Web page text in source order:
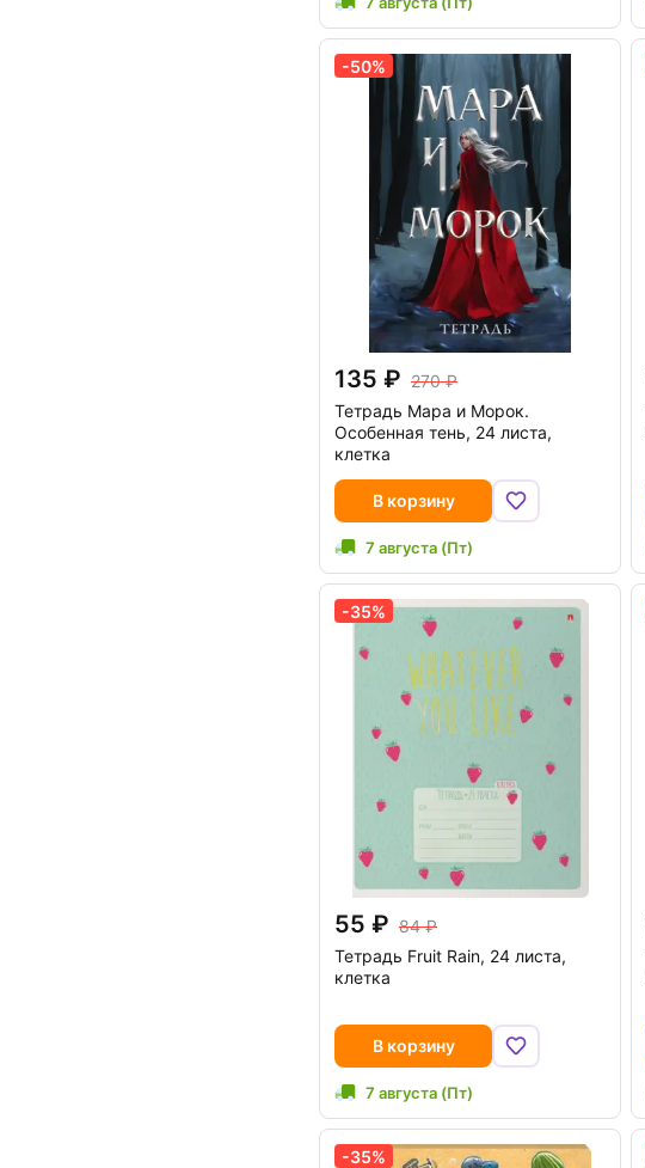
-50%
135
270
Тетрадь Мара и Морок.
Особенная тень, 24 листа,
клетка
В корзину
7 августа (Пт)
-35%
55
84
Тетрадь Fruit Rain, 24 листа,
клетка
В корзину
7 августа (Пт)
-35%